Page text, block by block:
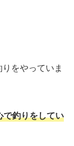
をやっていま
で釣りをしてい